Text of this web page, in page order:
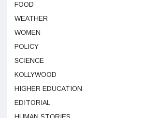
FOOD
WEATHER
WOMEN
POLICY
SCIENCE
KOLLYWOOD
HIGHER EDUCATION
EDITORIAL